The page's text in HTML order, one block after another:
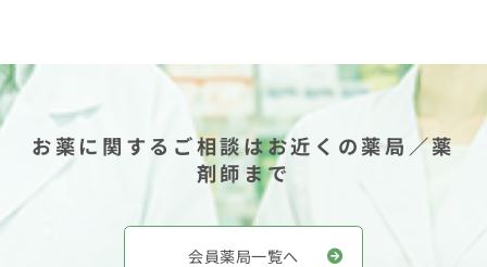
お薬に関するご相談はお近くの薬局／薬
剤師まで
会員薬局一覧へ